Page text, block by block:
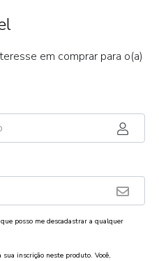
em comprar para o(a)
posso me descadastrar a qualquer
inscrição neste produto. Você,